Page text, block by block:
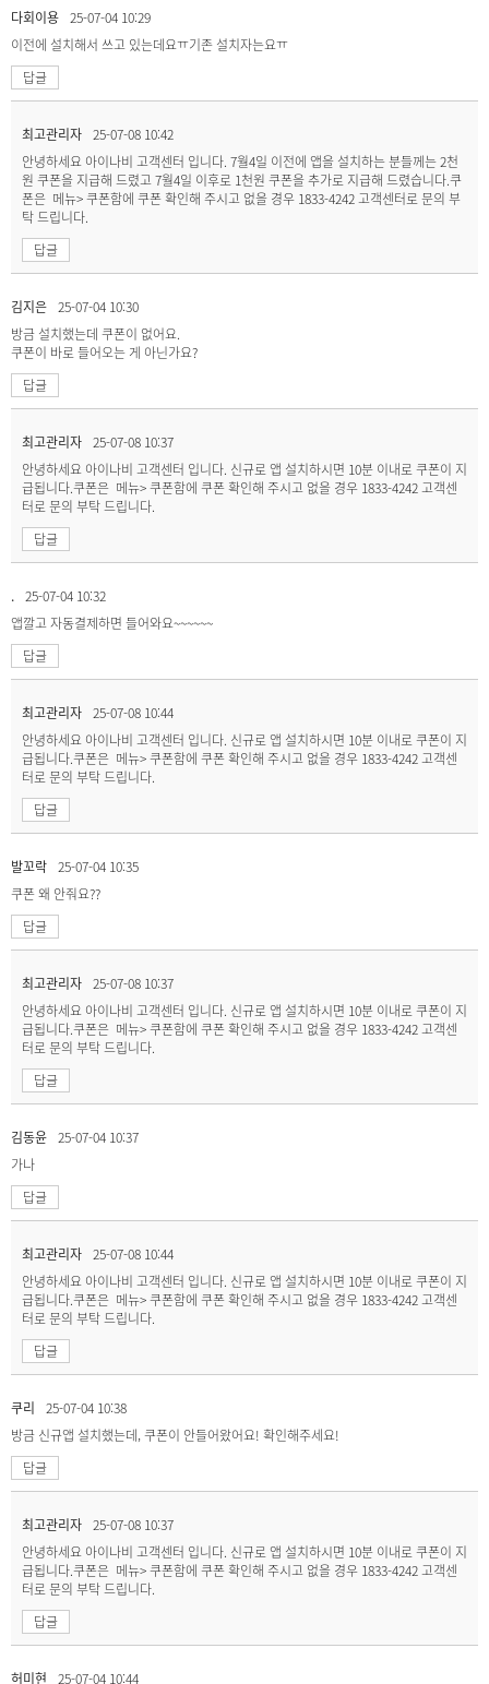
다회이용 25-07-04 10:29
이전에 설치해서 쓰고 있는데요ㅠ기존 설치자는요ㅠ
답글
최고관리자 25-07-08 10:42
안녕하세요 아이나비 고객센터 입니다. 7월4일 이전에 앱을 설치하는 분들께는 2천
원 쿠폰을 지급해 드렸고 7월4일 이후로 1천원 쿠폰을 추가로 지급해 드렸습니다.쿠
폰은 메뉴> 쿠폰함에 쿠폰 확인해 주시고 없을 경우 1833-4242 고객센터로 문의 부
탁 드립니다.
답글
김지은 25-07-04 10:30
방금 설치했는데 쿠폰이 없어요.
쿠폰이 바로 들어오는 게 아닌가요?
답글
최고관리자 25-07-08 10:37
안녕하세요 아이나비 고객센터 입니다. 신규로 앱 설치하시면 10분 이내로 쿠폰이 지
급됩니다.쿠폰은 메뉴> 쿠폰함에 쿠폰 확인해 주시고 없을 경우 1833-4242 고객센
터로 문의 부탁 드립니다.
답글
. 25-07-04 10:32
앱깔고 자동결제하면 들어와요~~~~~~
답글
최고관리자 25-07-08 10:44
안녕하세요 아이나비 고객센터 입니다. 신규로 앱 설치하시면 10분 이내로 쿠폰이 지
급됩니다.쿠폰은 메뉴> 쿠폰함에 쿠폰 확인해 주시고 없을 경우 1833-4242 고객센
터로 문의 부탁 드립니다.
답글
발꼬락 25-07-04 10:35
쿠폰 왜 안줘요??
답글
최고관리자 25-07-08 10:37
안녕하세요 아이나비 고객센터 입니다. 신규로 앱 설치하시면 10분 이내로 쿠폰이 지
급됩니다.쿠폰은 메뉴> 쿠폰함에 쿠폰 확인해 주시고 없을 경우 1833-4242 고객센
터로 문의 부탁 드립니다.
답글
김동윤 25-07-04 10:37
가나
답글
최고관리자 25-07-08 10:44
안녕하세요 아이나비 고객센터 입니다. 신규로 앱 설치하시면 10분 이내로 쿠폰이 지
급됩니다.쿠폰은 메뉴> 쿠폰함에 쿠폰 확인해 주시고 없을 경우 1833-4242 고객센
터로 문의 부탁 드립니다.
답글
쿠리
25-07-04 10:38
방금 신규앱 설치했는데, 쿠폰이 안들어왔어요! 확인해주세요!
답글
최고관리자 25-07-08 10:37
안녕하세요 아이나비 고객센터 입니다. 신규로 앱 설치하시면 10분 이내로 쿠폰이 지
급됩니다.쿠폰은 메뉴> 쿠폰함에 쿠폰 확인해 주시고 없을 경우 1833-4242 고객센
터로 문의 부탁 드립니다.
답글
허미현 25-07-04 10:44